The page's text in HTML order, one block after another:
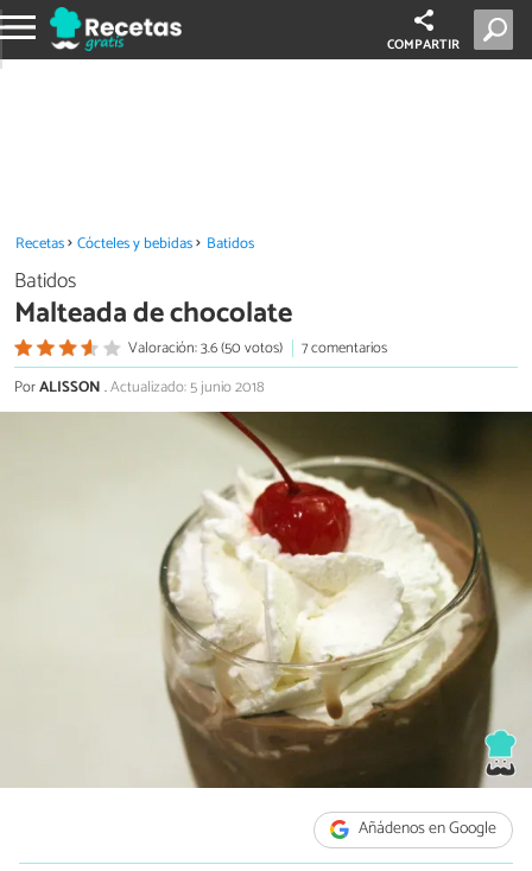
COMPARTIR
Recetas Cócteles y bebidas Batidos
Batidos
Malteada de chocolate
Valoración: 3.6 (50 votos)
7 comentarios
PorALISSON.Actualizado: 5 junio 2018
Añádenos en Google